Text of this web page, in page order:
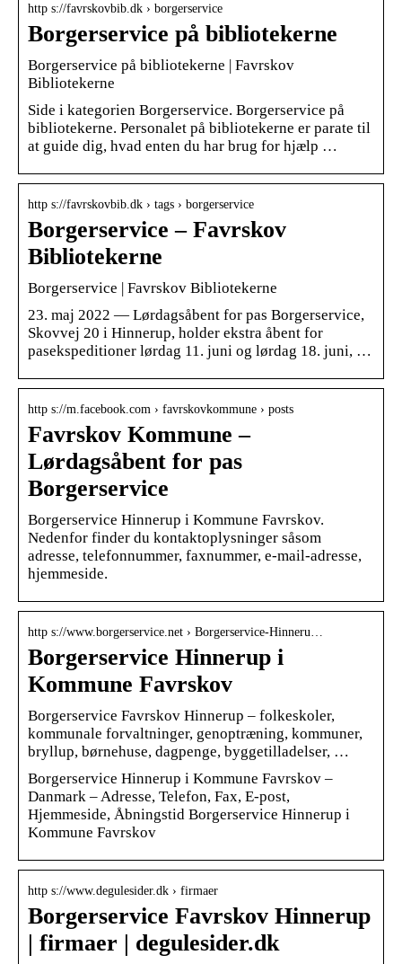
http s://favrskovbib.dk › borgerservice
Borgerservice på bibliotekerne
Borgerservice på bibliotekerne | Favrskov
Bibliotekerne
Side i kategorien Borgerservice. Borgerservice på
bibliotekerne. Personalet på bibliotekerne er parate til
at guide dig, hvad enten du har brug for hjælp …
http s://favrskovbib.dk › tags › borgerservice
Borgerservice – Favrskov
Bibliotekerne
Borgerservice | Favrskov Bibliotekerne
23. maj 2022 — Lørdagsåbent for pas Borgerservice,
Skovvej 20 i Hinnerup, holder ekstra åbent for
pasekspeditioner lørdag 11. juni og lørdag 18. juni, …
http s://m.facebook.com › favrskovkommune › posts
Favrskov Kommune –
Lørdagsåbent for pas
Borgerservice
Borgerservice Hinnerup i Kommune Favrskov.
Nedenfor finder du kontaktoplysninger såsom
adresse, telefonnummer, faxnummer, e-mail-adresse,
hjemmeside.
http s://www.borgerservice.net › Borgerservice-Hinneru…
Borgerservice Hinnerup i
Kommune Favrskov
Borgerservice Favrskov Hinnerup – folkeskoler,
kommunale forvaltninger, genoptræning, kommuner,
bryllup, børnehuse, dagpenge, byggetilladelser, …
Borgerservice Hinnerup i Kommune Favrskov –
Danmark – Adresse, Telefon, Fax, E-post,
Hjemmeside, Åbningstid Borgerservice Hinnerup i
Kommune Favrskov
http s://www.degulesider.dk › firmaer
Borgerservice Favrskov Hinnerup
| firmaer | degulesider.dk